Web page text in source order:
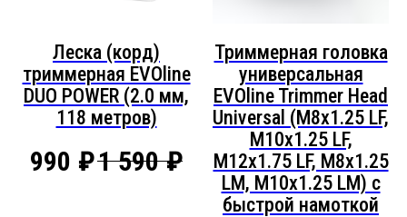
Леска (корд)
триммерная EVOline
DUO POWER (2.0 мм,
118 метров)
990 ₽1 590 ₽
Триммерная головка
универсальная
EVOline Trimmer Head
Universal (M8x1.25 LF,
M10х1.25 LF,
M12x1.75 LF, M8x1.25
LM, M10x1.25 LM) с
быстрой намоткой